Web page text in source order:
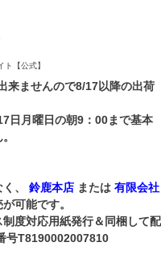
【公式】
来ませんので8/17以降の出荷
日月曜日の朝9：00まで基本
、 鈴鹿本店 または 有限会社
可能です。
度対応用紙発行＆同梱して配
号T8190002007810